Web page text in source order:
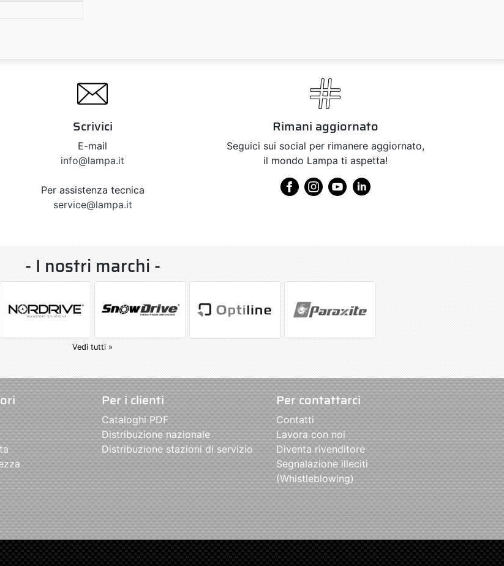
Scrivici
E-mail
info@lampa.it
Per assistenza tecnica
service@lampa.it
Rimani aggiornato
Seguici sui social per rimanere aggiornato,
il mondo Lampa ti aspetta!
- I nostri marchi -
Vedi tutti »
Per i clienti
Cataloghi PDF
Distribuzione nazionale
Distribuzione stazioni di servizio
Per contattarci
Contatti
Lavora con noi
Diventa rivenditore
Segnalazione illeciti
(Whistleblowing)